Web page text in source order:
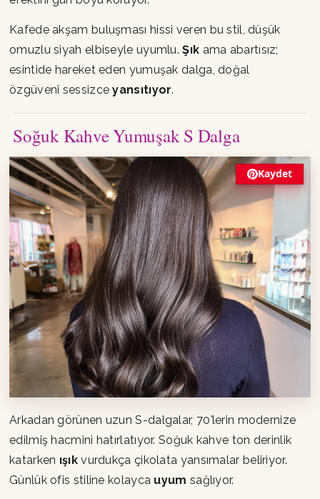
Kafede akşam buluşması hissi veren bu stil, düşük
omuzlu siyah elbiseyle uyumlu.Şık ama abartısız;
esintide hareket eden yumuşak dalga, doğal
özgüveni sessizceyansıtıyor.
Soğuk Kahve Yumuşak S Dalga
Kaydet
Arkadan görünen uzun S-dalgalar, 70’lerin modernize
edilmiş hacmini hatırlatıyor. Soğuk kahve ton derinlik
katarken ışıkvurdukça çikolata yansımalar beliriyor.
Günlük ofis stiline kolayca uyum sağlıyor.